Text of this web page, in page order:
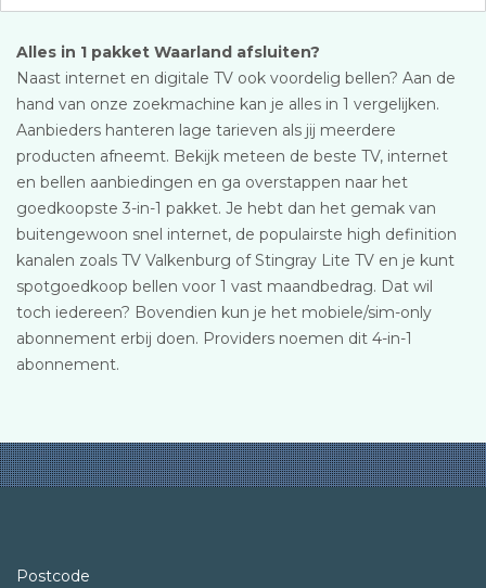
Alles in 1 pakket Waarland afsluiten?
Naast internet en digitale TV ook voordelig bellen? Aan de
hand van onze zoekmachine kan je alles in 1 vergelijken.
Aanbieders hanteren lage tarieven als jij meerdere
producten afneemt. Bekijk meteen de beste TV, internet
en bellen aanbiedingen en ga overstappen naar het
goedkoopste 3-in-1 pakket. Je hebt dan het gemak van
buitengewoon snel internet, de populairste high definition
kanalen zoals TV Valkenburg of Stingray Lite TV en je kunt
spotgoedkoop bellen voor 1 vast maandbedrag. Dat wil
toch iedereen? Bovendien kun je het mobiele/sim-only
abonnement erbij doen. Providers noemen dit 4-in-1
abonnement.
Postcode